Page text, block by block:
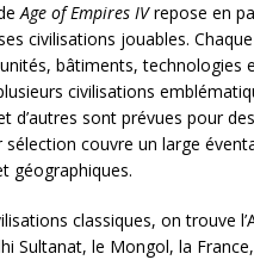
Age of Empires IVrepose en
civilisations jouables.
bâtiments, technologies
civilisations
d’autres sont prévues pour
sélection couvre un large
géographiques.
classiques, on trouve
Sultanat, le Mongol, la France,